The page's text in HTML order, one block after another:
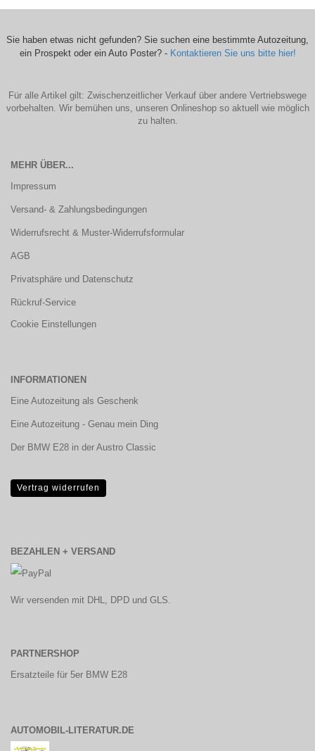
Sie haben etwas nicht gefunden? Sie suchen eine bestimmte Autozeitung,
ein Prospekt oder ein Auto Poster? - Kontaktieren Sie uns bitte hier!
Für alle Artikel gilt: Zwischenzeitlicher Verkauf über andere Vertriebswege
vorbehalten. Wir bemühen uns, unseren Onlineshop so aktuell wie möglich
zu halten.
MEHR ÜBER...
Impressum
Versand- & Zahlungsbedingungen
Widerrufsrecht & Muster-Widerrufsformular
AGB
Privatsphäre und Datenschutz
Rückruf-Service
Cookie Einstellungen
INFORMATIONEN
Eine Autozeitung als Geschenk
Eine Autozeitung - Genau mein Ding
Der BMW E28 in der Austro Classic
Vertrag widerrufen
BEZAHLEN + VERSAND
Wir versenden mit DHL, DPD und GLS.
PARTNERSHOP
Ersatzteile für 5er BMW E28
AUTOMOBIL-LITERATUR.DE